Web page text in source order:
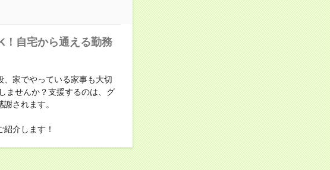
自宅から通える勤務
家でやっている家事も大切
ませんか？支援するのは、グ
されます。
介します！